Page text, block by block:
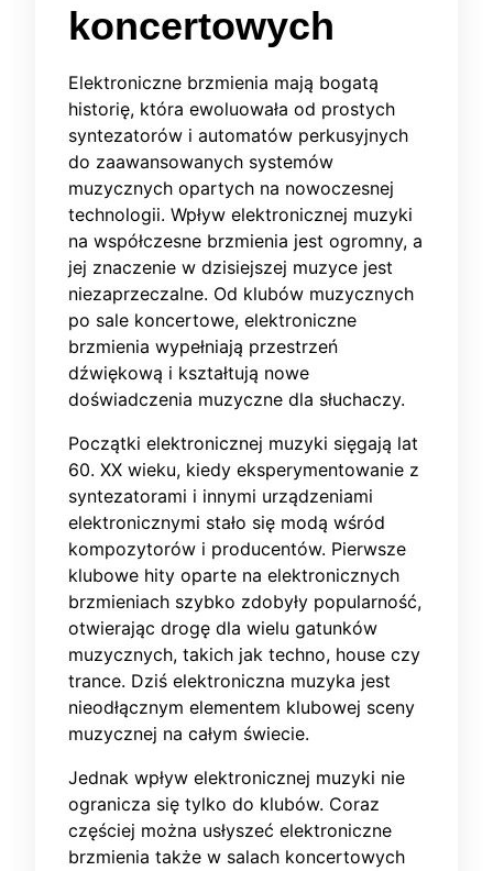
koncertowych
Elektroniczne brzmienia mają bogatą
historię, która ewoluowała od prostych
syntezatorów i automatów perkusyjnych
do zaawansowanych systemów
muzycznych opartych na nowoczesnej
technologii. Wpływ elektronicznej muzyki
na współczesne brzmienia jest ogromny, a
jej znaczenie w dzisiejszej muzyce jest
niezaprzeczalne. Od klubów muzycznych
po sale koncertowe, elektroniczne
brzmienia wypełniają przestrzeń
dźwiękową i kształtują nowe
doświadczenia muzyczne dla słuchaczy.
Początki elektronicznej muzyki sięgają lat
60. XX wieku, kiedy eksperymentowanie z
syntezatorami i innymi urządzeniami
elektronicznymi stało się modą wśród
kompozytorów i producentów. Pierwsze
klubowe hity oparte na elektronicznych
brzmieniach szybko zdobyły popularność,
otwierając drogę dla wielu gatunków
muzycznych, takich jak techno, house czy
trance. Dziś elektroniczna muzyka jest
nieodłącznym elementem klubowej sceny
muzycznej na całym świecie.
Jednak wpływ elektronicznej muzyki nie
ogranicza się tylko do klubów. Coraz
częściej można usłyszeć elektroniczne
brzmienia także w salach koncertowych